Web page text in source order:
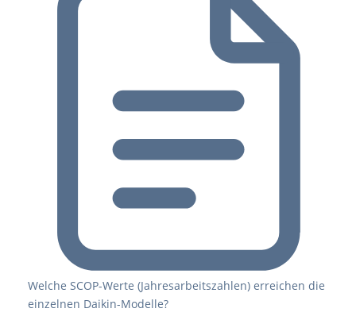
Welche SCOP-Werte (Jahresarbeitszahlen) erreichen die
einzelnen Daikin-Modelle?